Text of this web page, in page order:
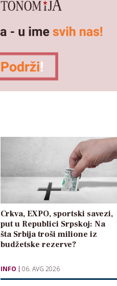
Crkva, EXPO, sportski savezi,
put u Republici Srpskoj: Na
šta Srbija troši milione iz
budžetske rezerve?
INFO 06. AVG 2026